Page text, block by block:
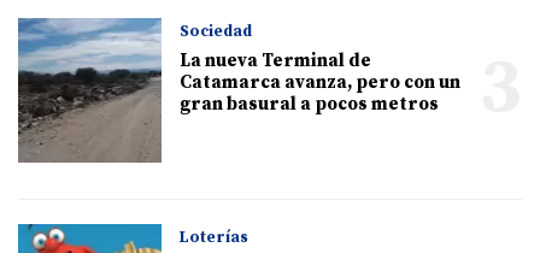
Sociedad
La nueva Terminal de
Catamarca avanza, pero con un
gran basural a pocos metros
Loterías